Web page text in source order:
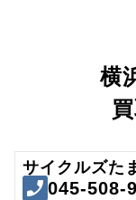
横
サイクルズた
045-508-